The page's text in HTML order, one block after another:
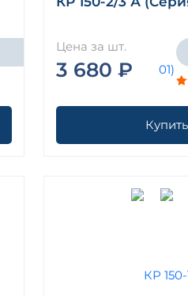
Цена за шт.
3 680 ₽
Купить